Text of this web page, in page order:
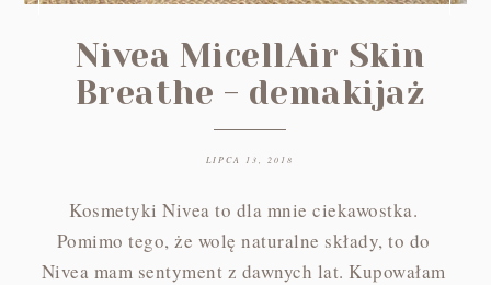
Nivea MicellAir Skin
Breathe - demakijaż
LIPCA 13, 2018
Kosmetyki Nivea to dla mnie ciekawostka.
Pomimo tego, że wolę naturalne składy, to do
Nivea mam sentyment z dawnych lat. Kupowałam